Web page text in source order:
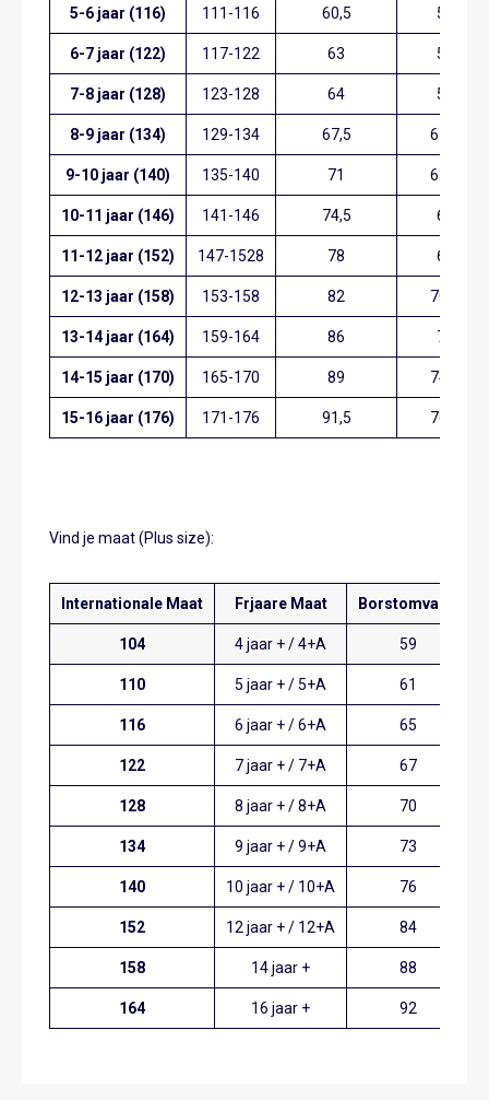
5-6 jaar (116) 111-116 60,5 56
6-7 jaar (122) 117-122 63 57
7-8 jaar (128) 123-128 64 59
8-9 jaar (134) 129-134 67,5 61,5
9-10 jaar (140) 135-140 71 63,5
10-11 jaar (146) 141-146 74,5 66
11-12 jaar (152) 147-1528 78 68
12-13 jaar (158) 153-158 82 70,5
13-14 jaar (164) 159-164 86 73
14-15 jaar (170) 165-170 89 74,5
15-16 jaar (176) 171-176 91,5 76,5
Vind je maat (Plus size):
Internationale Maat Frjaare Maat Borstomvang
104 4 jaar + / 4+A 59
110 5 jaar + / 5+A 61
116 6 jaar + / 6+A 65
122 7 jaar + / 7+A 67
128 8 jaar + / 8+A 70
134 9 jaar + / 9+A 73
140 10 jaar + / 10+A 76
152 12 jaar + / 12+A 84
158 14 jaar + 88
164 16 jaar + 92